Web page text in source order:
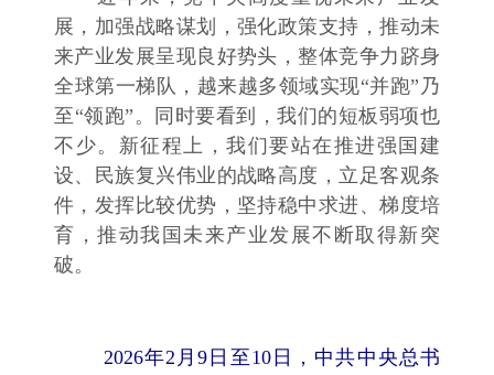
展，加强战略谋划，强化政策支持，推动未
来产业发展呈现良好势头，整体竞争力跻身
全球第一梯队，越来越多领域实现“并跑”乃
至“领跑”。同时要看到，我们的短板弱项也
不少。新征程上，我们要站在推进强国建
设、民族复兴伟业的战略高度，立足客观条
件，发挥比较优势，坚持稳中求进、梯度培
育，推动我国未来产业发展不断取得新突
破。
2026年2月9日至10日，中共中央总书